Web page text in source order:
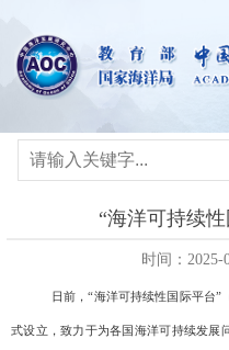
“海洋可持续
时间：2025-
日前，“海洋可持续性国际平台”
式设立，致力于为各国海洋可持续发展